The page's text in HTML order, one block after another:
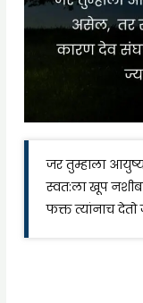
जर तुम्हाला
स्वत:ला खूप
फक्त त्यांनाच देतो